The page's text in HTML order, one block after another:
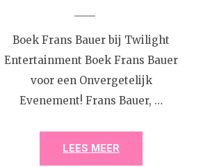
Boek Frans Bauer bij Twilight
Entertainment Boek Frans Bauer
voor een Onvergetelijk
Evenement! Frans Bauer, …
LEES MEER